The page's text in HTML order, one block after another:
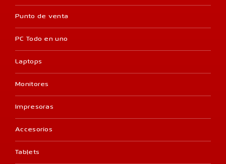
Punto de venta
PC Todo en uno
Laptops
Monitores
Impresoras
Accesorios
Tablets